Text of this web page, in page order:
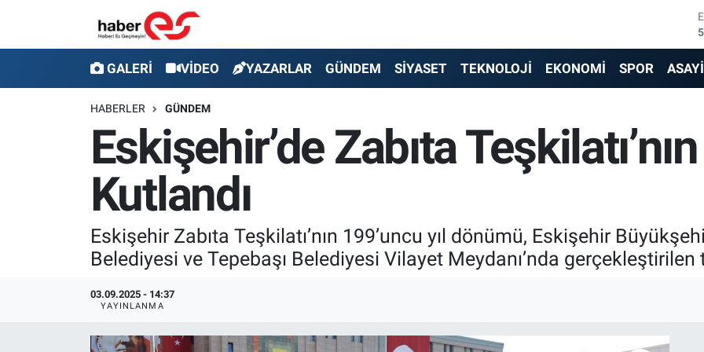
GALERİ VİDEO YAZARLAR GÜNDEM SİYASET TEKNOLOJİ EKONOMİ SPOR
HABERLER GÜNDEM
Eskişehir’de Zabıta
Kutlandı
Eskişehir Zabıta Teşkilatı’nın 199’uncu yıl dönümü, Eskişehir
Belediyesi ve Tepebaşı Belediyesi Vilayet Meydanı’nda gerçekleştirilen
03.09.2025 - 14:37
YAYINLANMA
YAZARLAR
GÜNDEM
TEKNOLOJİ
EKONOMİ
Eskişehir Nöbetçi Eczaneler
Eskişehir Hava Durumu
Eskişehir Trafik Yoğunluk Haritası
Süper Lig Puan Durumu ve Fikstür
Son Dakika Haberleri
Haber Arşivi